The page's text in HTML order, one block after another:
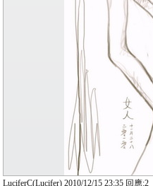
LuciferC(Lucifer) 2010/12/15 23:35 回應:2